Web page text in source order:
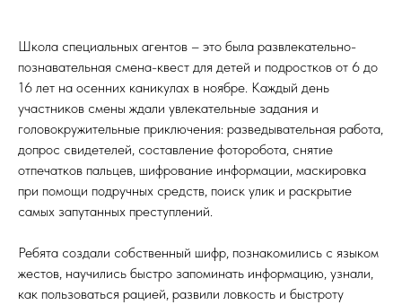
Школа специальных агентов – это была развлекательно-
познавательная смена-квест для детей и подростков от 6 до
16 лет на осенних каникулах в ноябре. Каждый день
участников смены ждали увлекательные задания и
головокружительные приключения: разведывательная работа,
допрос свидетелей, составление фоторобота, снятие
отпечатков пальцев, шифрование информации, маскировка
при помощи подручных средств, поиск улик и раскрытие
самых запутанных преступлений.
Ребята создали собственный шифр, познакомились с языком
жестов, научились быстро запоминать информацию, узнали,
как пользоваться рацией, развили ловкость и быстроту